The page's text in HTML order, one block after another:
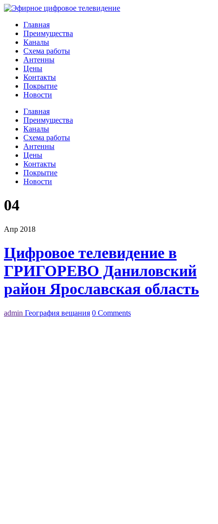
Главная
Преимущества
Каналы
Схема работы
Антенны
Цены
Контакты
Покрытие
Новости
Главная
Преимущества
Каналы
Схема работы
Антенны
Цены
Контакты
Покрытие
Новости
04
Апр 2018
Цифровое телевидение в
ГРИГОРЕВО Даниловский
район Ярославская область
admin География вещания 0 Comments